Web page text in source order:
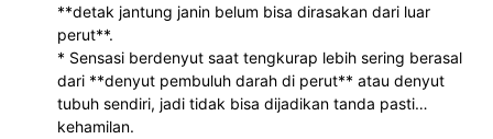
**detak jantung janin belum bisa dirasakan dari luar
perut**.
* Sensasi berdenyut saat tengkurap lebih sering berasal
dari **denyut pembuluh darah di perut** atau denyut
tubuh sendiri, jadi tidak bisa dijadikan tanda pasti
kehamilan.